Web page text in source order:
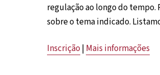
regulação ao longo do tempo.
sobre o tema indicado.
Inscrição | Mais informações